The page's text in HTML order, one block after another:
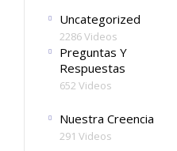
Uncategorized
2286 Videos
Preguntas Y
Respuestas
652 Videos
Nuestra Creencia
291 Videos